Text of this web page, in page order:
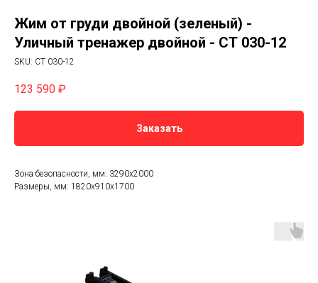
Жим от груди двойной (зеленый) -
Уличный тренажер двойной - СТ 030-12
SKU: СТ 030-12
123 590 ₽
Заказать
Зона безопасности, мм: 3290х2000
Размеры, мм: 1820х910х1700